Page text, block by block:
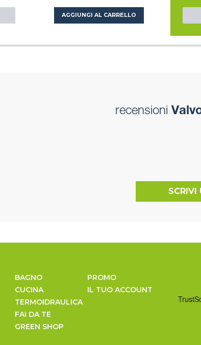
AGGIUNGI AL CARRELLO
recensioni
SCRIVI
BAGNO
CUCINA
TERMOIDRAULICA
FAI DA TE
GREEN SHOP
PROMO
IL TUO ACCOUNT